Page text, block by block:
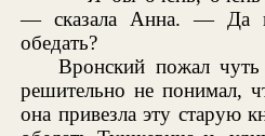
— сказала Анна. — Да
обедать?
Вронский пожал
решительно не понимал,
она привезла эту старую